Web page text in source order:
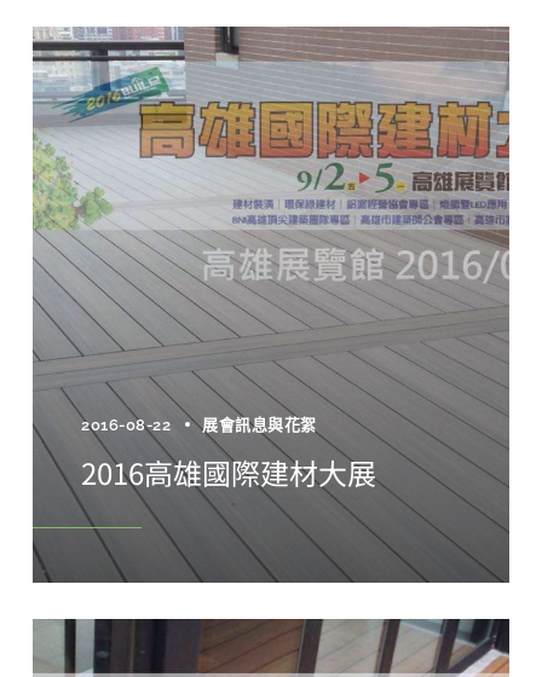
2016-08-22 展會訊息與花絮
2016高雄國際建材大展